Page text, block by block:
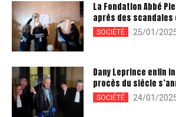
La Fondation Abbé
après des
SOCIÉTÉ 25/01/
Dany Leprince enfin
procès du siècle
SOCIÉTÉ 24/01/